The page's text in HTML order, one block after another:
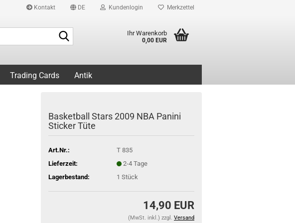
Kontakt DE Kundenlogin Merkzettel
Ihr Warenkorb
0,00 EUR
Trading Cards Antik
Basketball Stars 2009 NBA Panini
Sticker Tüte
Art.Nr.:
T 835
Lieferzeit:
2-4 Tage
Lagerbestand:
1 Stück
14,90 EUR
(MwSt. inkl.) zzgl. Versand